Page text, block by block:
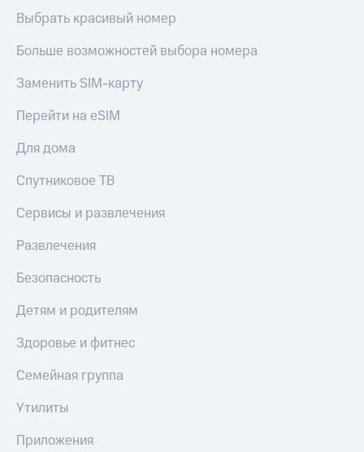
Выбрать красивый номер
Больше возможностей выбора номера
Заменить SIM-карту
Перейти на eSIM
Для дома
Спутниковое ТВ
Сервисы и развлечения
Развлечения
Безопасность
Детям и родителям
Здоровье и фитнес
Семейная группа
Утилиты
Приложения